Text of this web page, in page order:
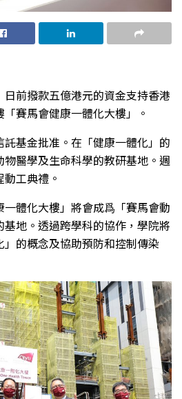
前撥款五億港元的資金支持香港
賽馬會健康一體化大樓」。
基金批准。在「健康一體化」的
醫學及生命科學的教研基地。週
工典禮。
體化大樓」將會成爲「賽馬會動
地。透過跨學科的協作，學院將
的概念及協助預防和控制傳染